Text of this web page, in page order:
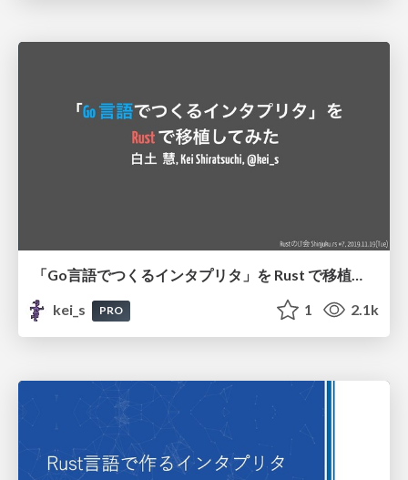
「Go言語でつくるインタプリタ」を Rust で移植してみた / "Write An Interpreter In Go" In Rust
kei_s
PRO 1 2.1k